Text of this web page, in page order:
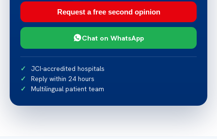
Request a free second opinion
Chat on WhatsApp
JCI-accredited hospitals
Reply within 24 hours
Multilingual patient team